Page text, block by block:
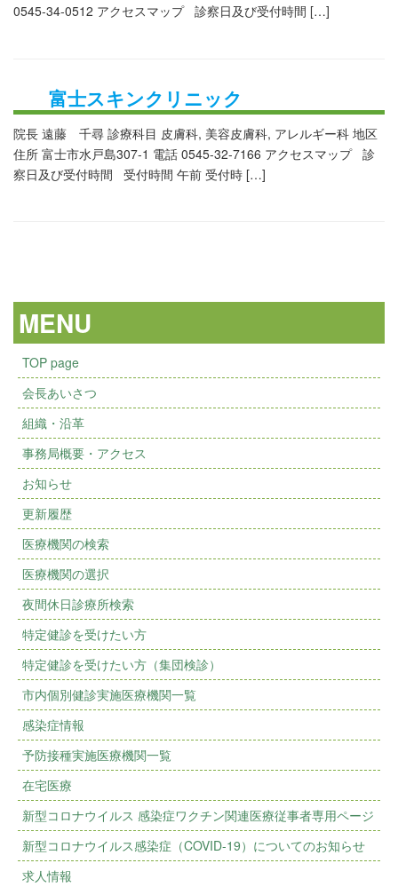
0545-34-0512 アクセスマップ 診察日及び受付時間 […]
富士スキンクリニック
院長 遠藤 千尋 診療科目 皮膚科, 美容皮膚科, アレルギー科 地区
住所 富士市水戸島307-1 電話 0545-32-7166 アクセスマップ 診
察日及び受付時間 受付時間 午前 受付時 […]
MENU
TOP page
会長あいさつ
組織・沿革
事務局概要・アクセス
お知らせ
更新履歴
医療機関の検索
医療機関の選択
夜間休日診療所検索
特定健診を受けたい方
特定健診を受けたい方（集団検診）
市内個別健診実施医療機関一覧
感染症情報
予防接種実施医療機関一覧
在宅医療
新型コロナウイルス 感染症ワクチン関連医療従事者専用ページ
新型コロナウイルス感染症（COVID-19）についてのお知らせ
求人情報